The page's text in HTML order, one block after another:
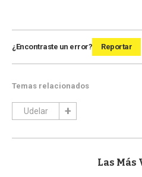
¿Encontraste un error? Reportar
Temas relacionados
Udelar
Las Más